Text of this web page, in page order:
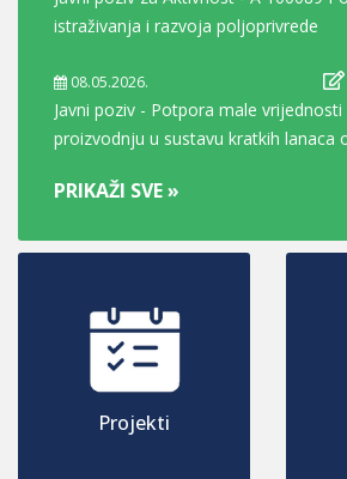
istraživanja i razvoja poljoprivrede
08.05.2026.
Javni poziv - Potpora male
proizvodnju u sustavu kratkih lanaca
PRIKAŽI SVE »
ustanove kojima je osnivač
06.07.2026.
Javna rasprava o Prijedlogu izmjene i
Palmovića Rasinja
PRIKAŽI SVE »
Rješenje o prijmu u službu
uređenje i gradnju u Upravni odjel
uređenje, gradnju i imovinska prava
Projekti